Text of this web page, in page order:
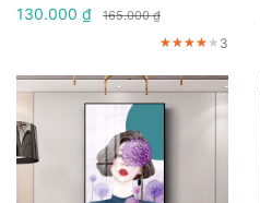
130.000 ₫ 165.000 ₫
★★★★★
★★★★★
★★★★★ 3